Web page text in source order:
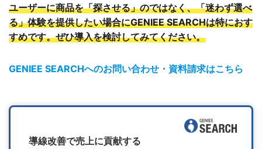
ユーザーに商品を「探させる」のではなく、「迷わず選べ
る」体験を提供したい場合にGENIEE SEARCHは特におす
すめです。ぜひ導入を検討してみてください。
GENIEE SEARCHへのお問い合わせ・資料請求はこちら
導線改善で売上に貢献する